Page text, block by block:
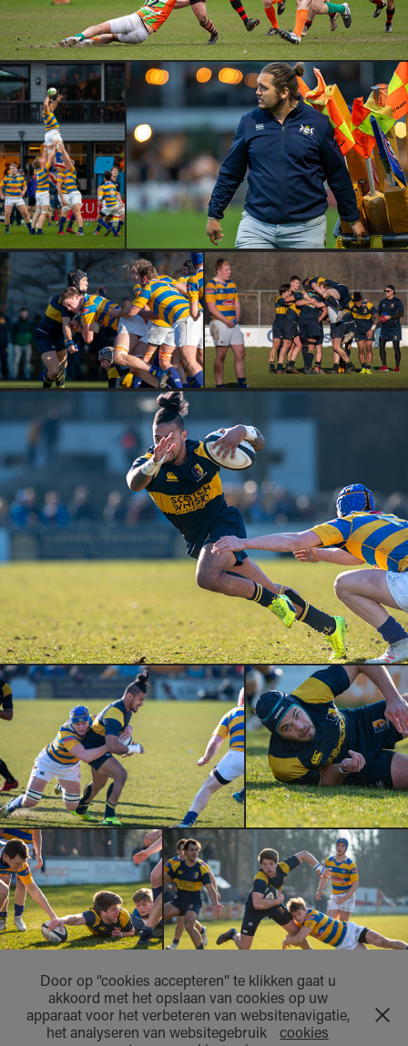
Door op “cookies accepteren” te klikken gaat u
akkoord met het opslaan van cookies op uw
apparaat voor het verbeteren van websitenavigatie,
het analyseren van websitegebruik
cookies